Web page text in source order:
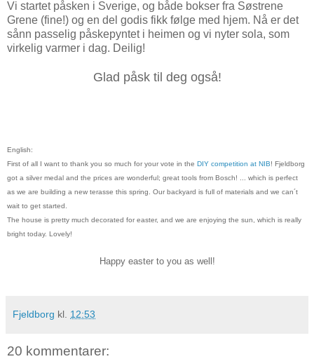
Vi startet påsken i Sverige, og både bokser fra Søstrene
Grene (fine!) og en del godis fikk følge med hjem. Nå er det
sånn passelig påskepyntet i heimen og vi nyter sola, som
virkelig varmer i dag. Deilig!
Glad påsk til deg også!
English:
First of all I want to thank you so much for your vote in the DIY competition at NIB! Fjeldborg
got a silver medal and the prices are wonderful; great tools from Bosch! ... which is perfect
as we are building a new terasse this spring. Our backyard is full of materials and we can´t
wait to get started.
The house is pretty much decorated for easter, and we are enjoying the sun, which is really
bright today. Lovely!
Happy easter to you as well!
Fjeldborg kl. 12:53
20 kommentarer: